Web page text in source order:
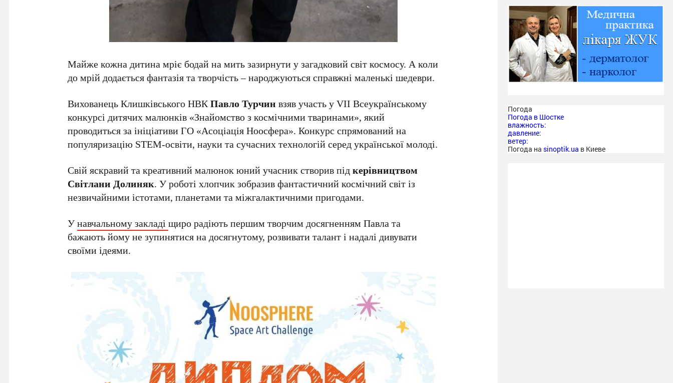
Майже кожна дитина мріє бодай на мить зазирнути у загадковий світ космосу. А коли
до мрій додається фантазія та творчість – народжуються справжні маленькі шедеври.
Вихованець Клишківського НВКПавло Турчин взяв участь у VII Всеукраїнському
конкурсі дитячих малюнків «Знайомство з космічними тваринами», який
проводиться за ініціативи ГО «Асоціація Ноосфера». Конкурс спрямований на
популяризацію STEM-освіти, науки та сучасних технологій серед української молоді.
Свій яскравий та креативний малюнок юний учасник створив підкерівництвом
Світлани Долиняк. У роботі хлопчик зобразив фантастичний космічний світ із
незвичайними істотами, планетами та міжгалактичними пригодами.
Унавчальному закладіщиро радіють першим творчим досягненням Павла та
бажають йому не зупинятися на досягнутому, розвивати талант і надалі дивувати
своїми ідеями.
Погода
Погода в Шостке
влажность:
давление:
ветер:
Погода на sinoptik.ua в Киеве